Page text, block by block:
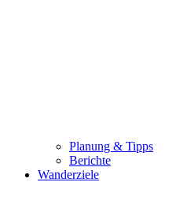
Planung & Tipps
Berichte
Wanderziele